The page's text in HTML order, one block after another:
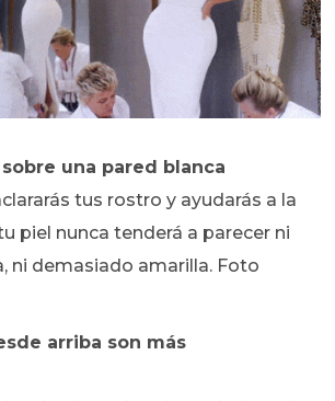
una pared blanca
tus rostro y ayudarás a la
piel nunca tenderá a parecer ni
ni demasiado amarilla. Foto
arriba son más